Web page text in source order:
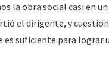
la obra social casi en
el dirigente, y
es suficiente para lograr